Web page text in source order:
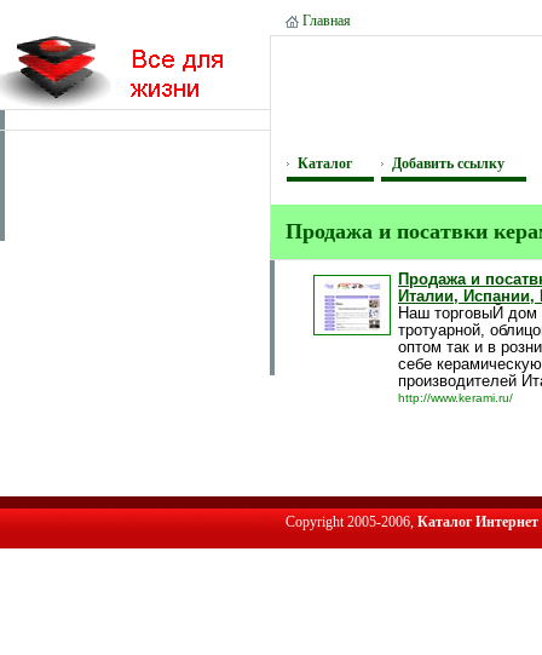
Главная
Каталог Добавить ссылку
Продажа и посатвки
Продажа и
Италии,
Наш торговыЙ дом
тротуарной,
оптом так и в
себе
производителей
http://www.kerami.ru/
Copyright 2005-2006, Каталог Интернет